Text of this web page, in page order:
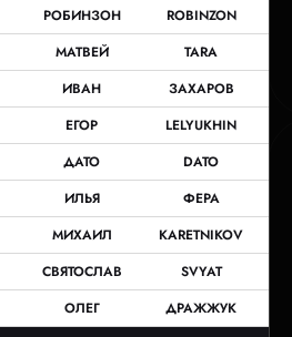
РОБИНЗОН
ROBINZON
МАТВЕЙ
TARA
ИВАН
ЗАХАРОВ
ЕГОР
LELYUKHIN
ДАТО
DATO
ИЛЬЯ
ФЕРА
МИХАИЛ
KARETNIKOV
СВЯТОСЛАВ
SVYAT
ОЛЕГ ДРАЖЖУК